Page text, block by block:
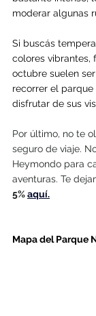
moderar algunas
Si buscás
colores vibrantes,
octubre suelen
recorrer el
disfrutar de sus
Por último, no te
seguro de viaje.
Heymondo para
aventuras. Te
5% aquí.
Mapa del Parque